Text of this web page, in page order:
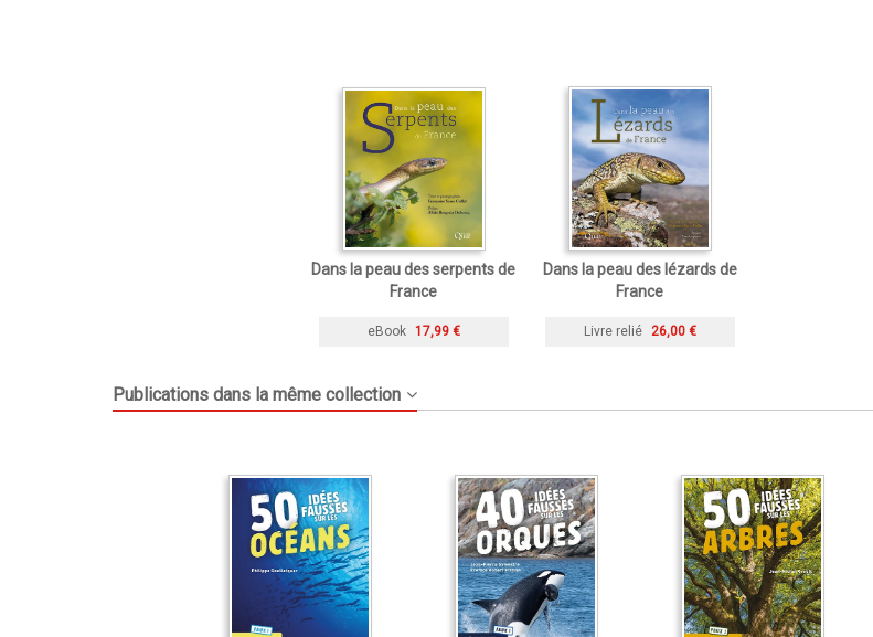
Dans la peau des serpents de
France
eBook 17,99 €
Dans la peau des lézards de
France
Livre relié 26,00 €
Publications dans la même collection